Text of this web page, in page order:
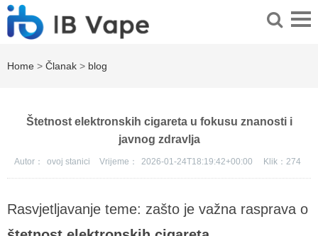
Home > Članak > blog
Štetnost elektronskih cigareta u fokusu znanosti i
javnog zdravlja
Autor： ovoj stanici Vrijeme： 2026-01-24T18:19:42+00:00 Klik： 274
Rasvjetljavanje teme: zašto je važna rasprava o